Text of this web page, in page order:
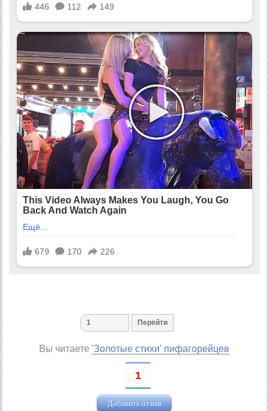
Вы читаете'Золотые стихи' пифагорейцев
1
Добавить отзыв